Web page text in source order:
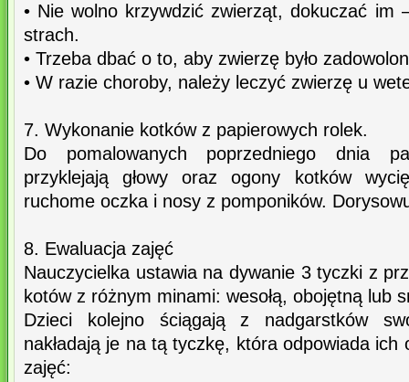
• Nie wolno krzywdzić zwierząt, dokuczać im
strach.
• Trzeba dbać o to, aby zwierzę było
• W razie choroby, należy leczyć zwierzę u
7. Wykonanie kotków z papierowych rolek.
Do pomalowanych poprzedniego dnia
przyklejają głowy oraz ogony kotków
ruchome oczka i nosy z pomponików.
8. Ewaluacja zajęć
Nauczycielka ustawia na dywanie 3 tyczki z
kotów z różnym minami: wesołą, obojętną lub
Dzieci kolejno ściągają z nadgarstków
nakładają je na tą tyczkę, która odpowiada ich
zajęć: